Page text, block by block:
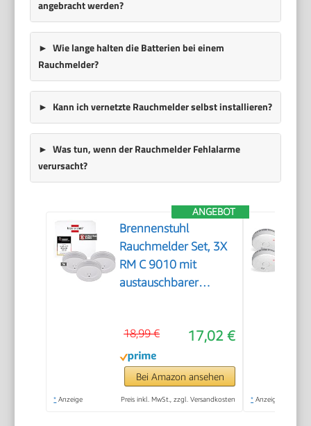
angebracht werden?
Wie lange halten die Batterien bei einem
Rauchmelder?
Kann ich vernetzte Rauchmelder selbst installieren?
Was tun, wenn der Rauchmelder Fehlalarme
verursacht?
ANGEBOT
Brennenstuhl
Rauchmelder Set, 3X
RM C 9010 mit
austauschbarer
17,02 €
18,99 €
Bei Amazon ansehen
* Anzeige Preis inkl. MwSt., zzgl. Versandkosten * Anzeige